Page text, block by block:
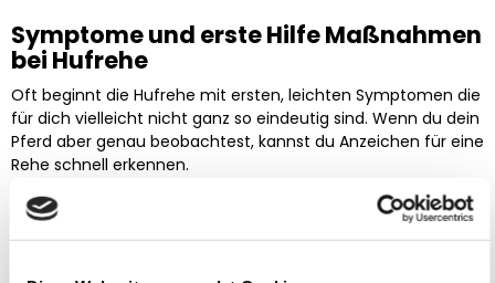
Symptome und erste Hilfe Maßnahmen
bei Hufrehe
Oft beginnt die Hufrehe mit ersten, leichten Symptomen die
für dich vielleicht nicht ganz so eindeutig sind. Wenn du dein
Pferd aber genau beobachtest, kannst du Anzeichen für eine
Rehe schnell erkennen.
Typische Symptome bei Hufrehe:
Der Gang deines Pferdes wird „fühlig“ und es entlastet